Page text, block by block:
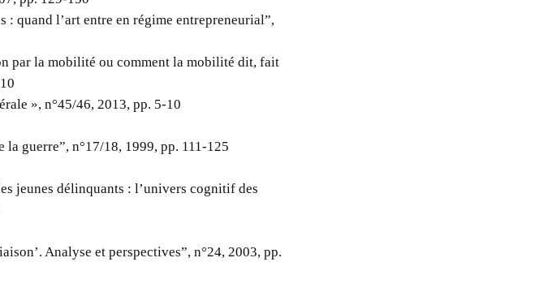
quand l’art entre en régime entrepreneurial”,
par la mobilité ou comment la mobilité dit, fait
», n°45/46, 2013, pp. 5-10
guerre”, n°17/18, 1999, pp. 111-125
jeunes délinquants : l’univers cognitif des
Analyse et perspectives”, n°24, 2003, pp.